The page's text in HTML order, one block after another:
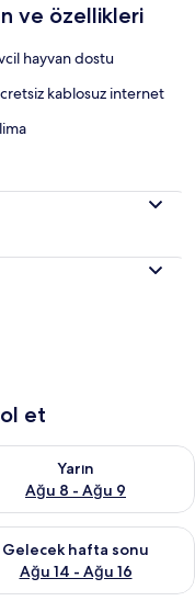
ve özellikleri
hayvan dostu
kablosuz internet
et
- Ağu 8
Yarın
Ağu 8 - Ağu 9
için müsaitliği kontrol
7 - Ağu 9
Gelecek hafta sonu
Ağu 14 - Ağu 16
hafta sonu için